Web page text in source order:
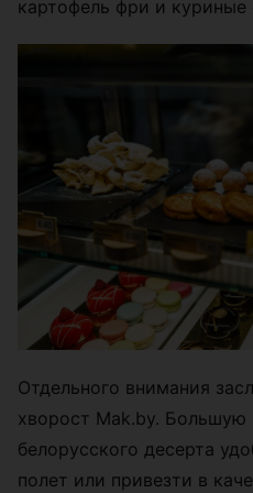
картофель фри и куриные
Отдельного внимания
хворост Mak.by. Большую
белорусского десерта
полет или привезти в